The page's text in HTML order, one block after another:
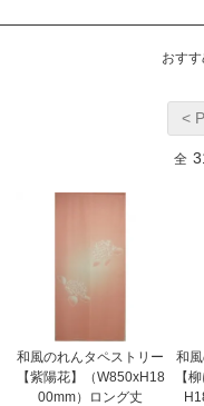
おす
<
全
和風のれんタペストリー
【紫陽花】（W850xH18
00mm）ロング丈
和
【